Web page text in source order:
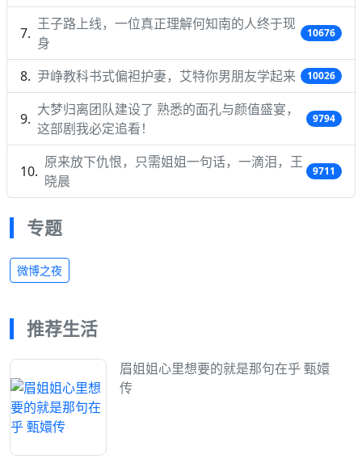
王子路上线，一位真正理解何知南的人终于现
身
10676
尹峥教科书式偏袒护妻，艾特你男朋友学起来 10026
大梦归离团队建设了 熟悉的面孔与颜值盛宴，
这部剧我必定追看！
9794
原来放下仇恨，只需姐姐一句话，一滴泪，王
晓晨
9711
专题
微博之夜
推荐生活
眉姐姐心里想要的就是那句在乎 甄嬛
传